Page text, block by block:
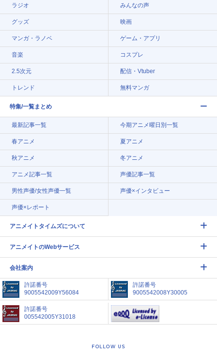
ラジオ みんなの声
グッズ 映画
マンガ・ラノベ ゲーム・アプリ
音楽 コスプレ
2.5次元 配信・Vtuber
トレンド 無料マンガ
特集/一覧まとめ
最新記事一覧 今期アニメ曜日別一覧
春アニメ 夏アニメ
秋アニメ 冬アニメ
アニメ記事一覧 声優記事一覧
男性声優/女性声優一覧 声優×インタビュー
声優×レポート
アニメイトタイムズについて
アニメイトのWebサービス
会社案内
許諾番号
9005542009Y56084
許諾番号
9005542008Y30005
許諾番号
005542005Y31018
FOLLOW US